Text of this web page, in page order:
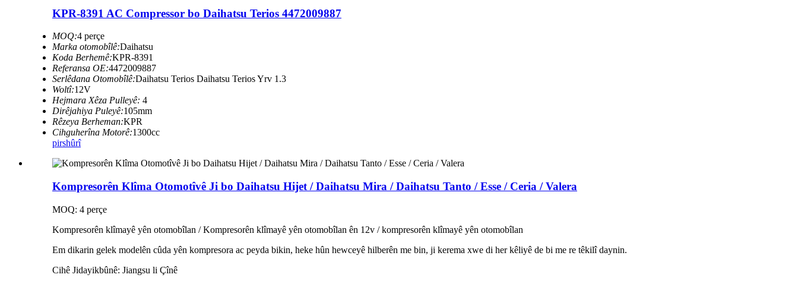
KPR-8391 AC Compressor bo Daihatsu Terios 4472009887
MOQ:4 perçe
Marka otomobîlê:Daihatsu
Koda Berhemê:KPR-8391
Referansa OE:4472009887
Serlêdana Otomobîlê:Daihatsu Terios Daihatsu Terios Yrv 1.3
Woltî:12V
Hejmara Xêza Pulleyê: 4
Dirêjahiya Puleyê:105mm
Rêzeya Berheman:KPR
Cihguherîna Motorê:1300cc
pirshûrî
Kompresorên Klîma Otomotîvê Ji bo Daihatsu Hijet / Daihatsu Mira / Daihatsu Tanto / Esse / Ceria / Valera
MOQ: 4 perçe
Kompresorên klîmayê yên otomobîlan / Kompresorên klîmayê yên otomobîlan ên 12v / kompresorên klîmayê yên otomobîlan
Em dikarin gelek modelên cûda yên kompresora ac peyda bikin, heke hûn hewceyê hilberên me bin, ji kerema xwe di her kêliyê de bi me re têkilî daynin.
Cihê Jidayikbûnê: Jiangsu li Çînê